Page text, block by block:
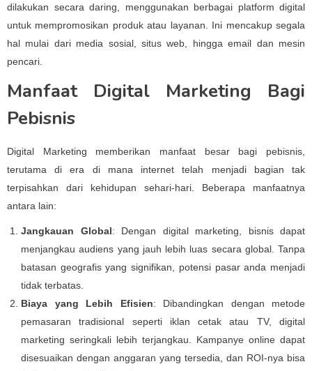
dilakukan secara daring, menggunakan berbagai platform digital
untuk mempromosikan produk atau layanan. Ini mencakup segala
hal mulai dari media sosial, situs web, hingga email dan mesin
pencari.
Manfaat Digital Marketing Bagi
Pebisnis
Digital Marketing memberikan manfaat besar bagi pebisnis,
terutama di era di mana internet telah menjadi bagian tak
terpisahkan dari kehidupan sehari-hari. Beberapa manfaatnya
antara lain:
Jangkauan Global: Dengan digital marketing, bisnis dapat
menjangkau audiens yang jauh lebih luas secara global. Tanpa
batasan geografis yang signifikan, potensi pasar anda menjadi
tidak terbatas.
Biaya yang Lebih Efisien: Dibandingkan dengan metode
pemasaran tradisional seperti iklan cetak atau TV, digital
marketing seringkali lebih terjangkau. Kampanye online dapat
disesuaikan dengan anggaran yang tersedia, dan ROI-nya bisa